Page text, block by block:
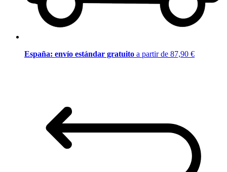
España: envío estándar gratuito a partir de 87,90 €